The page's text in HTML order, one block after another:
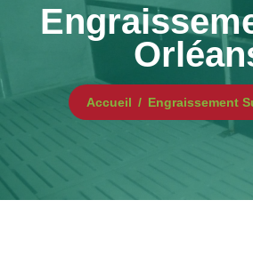
Accueil Engraissement